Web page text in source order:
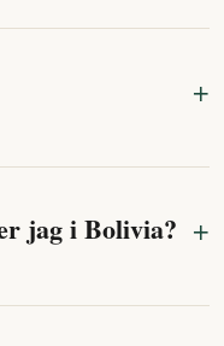
jag i Bolivia?